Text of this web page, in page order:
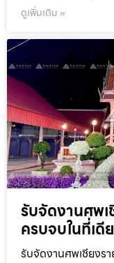
ดูเพิ่มเติม »
รับจัดงานศพ
ครบจบในที่เดี
รับจัดงานศพเชียงร